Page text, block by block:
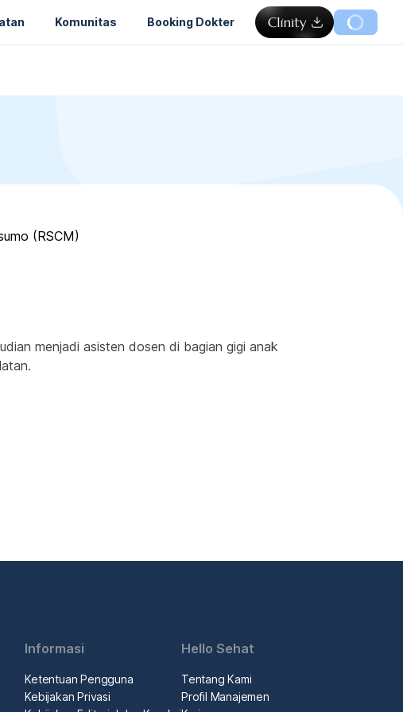
Komunitas Booking Dokter
(RSCM)
menjadi asisten dosen di bagian gigi anak
Informasi
Ketentuan Pengguna
Kebijakan Privasi
Hello Sehat
Tentang Kami
Profil Manajemen